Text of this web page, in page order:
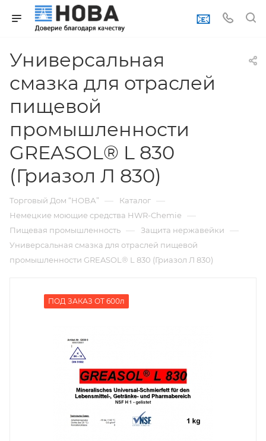
📧
Универсальная
смазка для отраслей
пищевой
промышленности
GREASOL® L 830
(Гриазол Л 830)
Торговый Дом “НОВА” — Каталог —
Немецкие моющие средства HWR-Chemie —
Пищевая промышленность — Защита нержавейки —
Универсальная смазка для отраслей пищевой
промышленности GREASOL® L 830 (Гриазол Л 830)
ПОД ЗАКАЗ ОТ 600л